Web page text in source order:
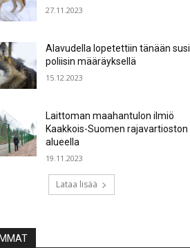
27.11.2023
Alavudella lopetettiin tänään susi
poliisin määräyksellä
15.12.2023
Laittoman maahantulon ilmiö
Kaakkois-Suomen rajavartioston
alueella
19.11.2023
Lataa lisää